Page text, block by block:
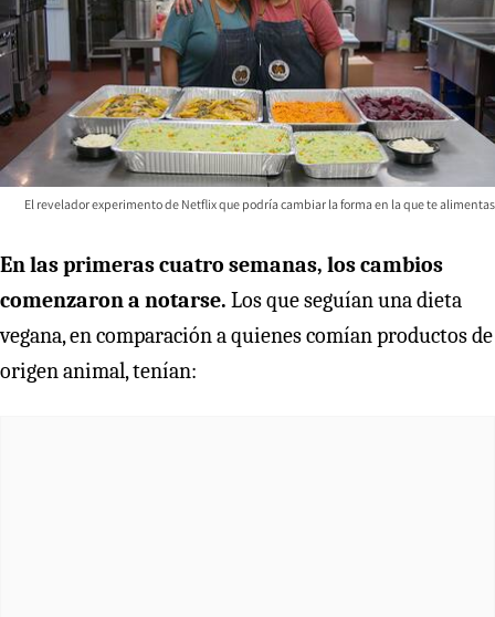
El revelador experimento de Netflix que podría cambiar la forma en la que te alimentas
En las primeras cuatro semanas, los cambios
comenzaron a notarse. Los que seguían una dieta
vegana, en comparación a quienes comían productos de
origen animal, tenían: